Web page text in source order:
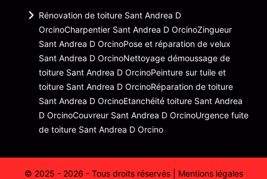
Rénovation de toiture Sant Andrea D
OrcinoCharpentier Sant Andrea D OrcinoZingueur
Sant Andrea D OrcinoPose et réparation de velux
Sant Andrea D OrcinoNettoyage démoussage de
toiture Sant Andrea D OrcinoPeinture sur tuile et
toiture Sant Andrea D OrcinoRéparation de toiture
Sant Andrea D OrcinoEtanchéité toiture Sant Andrea
D OrcinoCouvreur Sant Andrea D OrcinoUrgence fuite
de toiture Sant Andrea D Orcino
© 2025 - 2026 - Tous droits réservés | Mentions légales